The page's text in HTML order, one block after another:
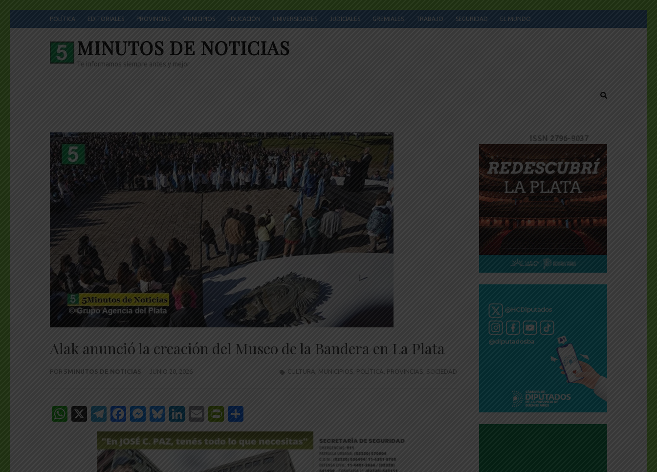
to
POLÍTICA EDITORIALES PROVINCIAS MUNICIPIOS EDUCACIÓN UNIVERSIDADES JUDICIALES GREMIALES TRABAJO SEGURIDAD EL MUNDO
MINUTOS DE NOTICIAS
Te informamos siempre antes y mejor
Alak anunció la creación del Museo de la Bandera en La Plata
POR 5MINUTOS DE NOTICIAS JUNIO 20, 2026 CULTURA MUNICIPIOS, POLÍTICA PROVINCIAS, SOCIEDAD
WhatsApp
X Telegram
Facebook
Messenger
Bluesky
LinkedIn
EmailPrintFriendly
ISSN 2796-9037